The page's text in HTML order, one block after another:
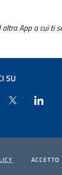
App a cui ti
SU
ACCETTO